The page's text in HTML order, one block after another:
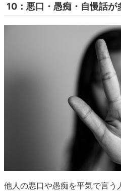
10：悪口・愚痴・自慢話が
他人の悪口や愚痴を平気で言う